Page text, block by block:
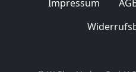
Impressum